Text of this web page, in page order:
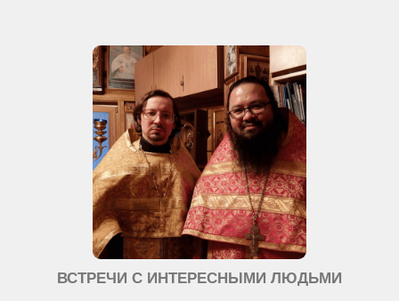
ВСТРЕЧИ С ИНТЕРЕСНЫМИ ЛЮДЬМИ